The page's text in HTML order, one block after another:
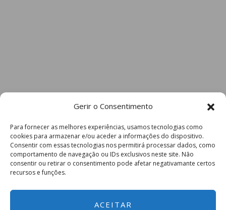
Gerir o Consentimento
Para fornecer as melhores experiências, usamos tecnologias como
cookies para armazenar e/ou aceder a informações do dispositivo.
Consentir com essas tecnologias nos permitirá processar dados, como
comportamento de navegação ou IDs exclusivos neste site. Não
consentir ou retirar o consentimento pode afetar negativamante certos
recursos e funções.
ACEITAR